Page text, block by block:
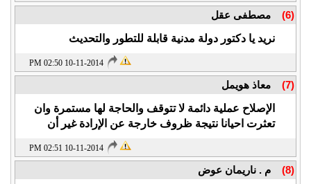
(6)
مصطفى عقل
نريد يا دكتور دولة مدنية قابلة للتطور والتحديث
10-11-2014 02:50 PM
(7)
معاذ هويمل
الإصلاح عملية دائمة لا تتوقف والحاجة لها مستمرة وان
تعثرت احيانا نتيجة ظروف خارجة عن الإرادة غير أن
10-11-2014 02:51 PM
(8)
م . ناريمان عوض